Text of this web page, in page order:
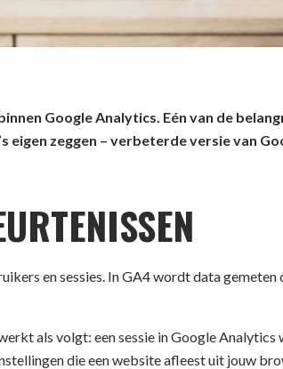
Google Analytics. Eén van de
eigen zeggen – verbeterde versie van
en sessies. In GA4 wordt data gemeten
als volgt: een sessie in Google Analytics
die een website afleest uit jouw